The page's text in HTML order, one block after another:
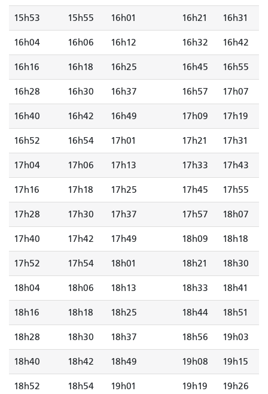
15h53 15h55 16h01 16h21 16h31
16h04 16h06 16h12 16h32 16h42
16h16 16h18 16h25 16h45 16h55
16h28 16h30 16h37 16h57 17h07
16h40 16h42 16h49 17h09 17h19
16h52 16h54 17h01 17h21 17h31
17h04 17h06 17h13 17h33 17h43
17h16 17h18 17h25 17h45 17h55
17h28 17h30 17h37 17h57 18h07
17h40 17h42 17h49 18h09 18h18
17h52 17h54 18h01 18h21 18h30
18h04 18h06 18h13 18h33 18h41
18h16 18h18 18h25 18h44 18h51
18h28 18h30 18h37 18h56 19h03
18h40 18h42 18h49 19h08 19h15
18h52 18h54 19h01 19h19 19h26